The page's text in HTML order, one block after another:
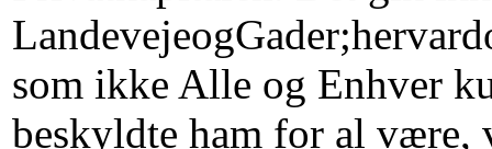
som ikke Alle og Enhver
beskyldte ham for al være,